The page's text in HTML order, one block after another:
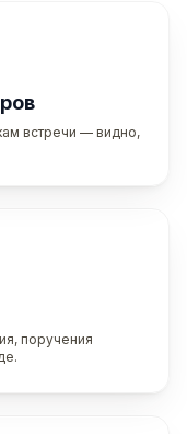
встречи — видно,
поручения